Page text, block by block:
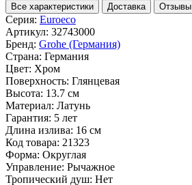
Все характеристики Доставка Отзывы
Серия: Euroeco
Артикул: 32743000
Бренд: Grohe (Германия)
Страна: Германия
Цвет: Хром
Поверхность: Глянцевая
Высота: 13.7 см
Материал: Латунь
Гарантия: 5 лет
Длина излива: 16 см
Код товара: 21323
Форма: Округлая
Управление: Рычажное
Тропический душ: Нет